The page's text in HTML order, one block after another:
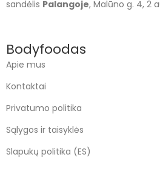
sandėlis Palangoje, Malūno g. 4, 2
Bodyfoodas
Apie mus
Kontaktai
Privatumo politika
Sąlygos ir taisyklės
Slapukų politika (ES)